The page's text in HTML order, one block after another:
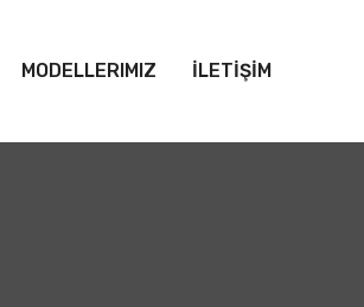
MODELLERIMIZ İLETİŞİM